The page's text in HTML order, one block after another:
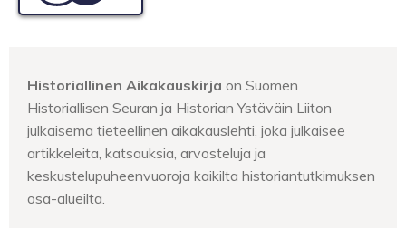
Historiallinen Aikakauskirja on Suomen
Historiallisen Seuran ja Historian Ystäväin Liiton
julkaisema tieteellinen aikakauslehti, joka julkaisee
artikkeleita, katsauksia, arvosteluja ja
keskustelupuheenvuoroja kaikilta historiantutkimuksen
osa-alueilta.